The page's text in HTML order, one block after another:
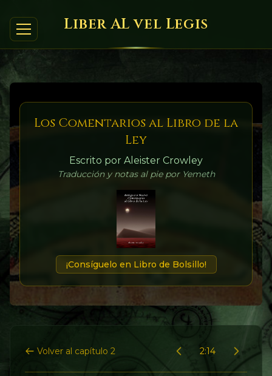
Liber AL vel Legis
Los Comentarios al Libro de la
Ley
Escrito por Aleister Crowley
Traducción y notas al pie por Yemeth
¡Consíguelo en Libro de Bolsillo!
Volver al capítulo 2 2:14